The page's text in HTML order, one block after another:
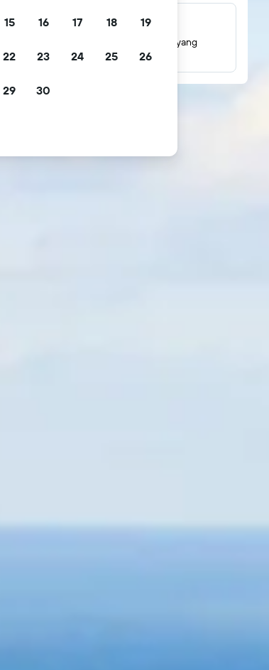
Jutaan ulasan
berdasarkan jutaan ulasan tamu yang
15 16 17 18 19
22 23 24 25 26
29 30